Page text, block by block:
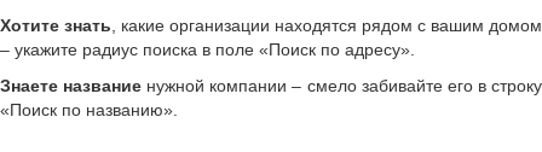
Хотите знать , какие организации находятся рядом с вашим домом
– укажите радиус поиска в поле «Поиск по адресу».
Знаете название нужной компании – смело забивайте его в строку
«Поиск по названию»